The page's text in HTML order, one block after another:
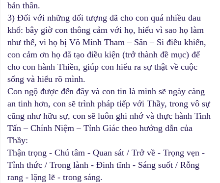
bản thân.
3) Đối với những đối tượng đã cho con quá nhiều đau
khổ: bây giờ con thông cảm với họ, hiểu vì sao họ làm
như thế, vì họ bị Vô Minh Tham – Sân – Si điều khiển,
con cảm ơn họ đã tạo điều kiện (trở thành đề mục) để
cho con hành Thiền, giúp con hiểu ra sự thật về cuộc
sống và hiểu rõ mình.
Con ngộ được đến đây và con tin là mình sẽ ngày càng
an tinh hơn, con sẽ trình pháp tiếp với Thầy, trong vô sự
cũng như hữu sự, con sẽ luôn ghi nhớ và thực hành Tinh
Tấn – Chính Niệm – Tỉnh Giác theo hướng dẫn của
Thầy:
Thận trọng - Chú tâm - Quan sát / Trở về - Trọng vẹn -
Tỉnh thức / Trong lành - Đinh tĩnh - Sáng suốt / Rỗng
rang - lặng lẽ - trong sáng.